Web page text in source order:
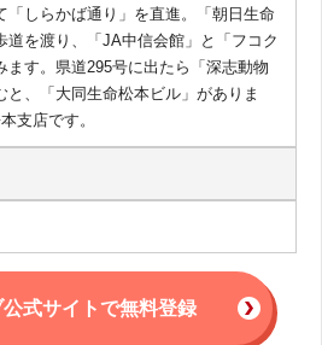
「しらかば通り」を直進。「朝日生命
道を渡り、「JA中信会館」と「フコク
ます。県道295号に出たら「深志動物
、「大同生命松本ビル」がありま
支店です。
式サイトで無料登録